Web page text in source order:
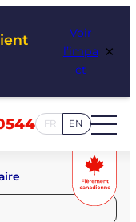
Voir
l’impa
ct
×
FR EN